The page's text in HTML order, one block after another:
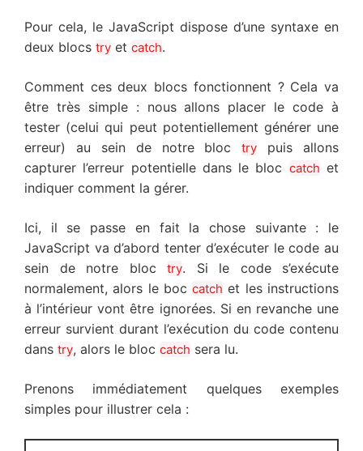
Pour cela, le JavaScript dispose d’une syntaxe en
deux blocs try et catch.
Comment ces deux blocs fonctionnent ? Cela va
être très simple : nous allons placer le code à
tester (celui qui peut potentiellement générer une
erreur) au sein de notre bloctry puis allons
capturer l’erreur potentielle dans le bloc catch et
indiquer comment la gérer.
Ici, il se passe en fait la chose suivante : le
JavaScript va d’abord tenter d’exécuter le code au
sein de notre bloc try. Si le code s’exécute
normalement, alors le boccatch et les instructions
à l’intérieur vont être ignorées. Si en revanche une
erreur survient durant l’exécution du code contenu
dans try, alors le bloc catch sera lu.
Prenons immédiatement quelques exemples
simples pour illustrer cela :